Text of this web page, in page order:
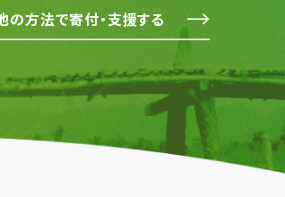
の方法で寄付・支援する